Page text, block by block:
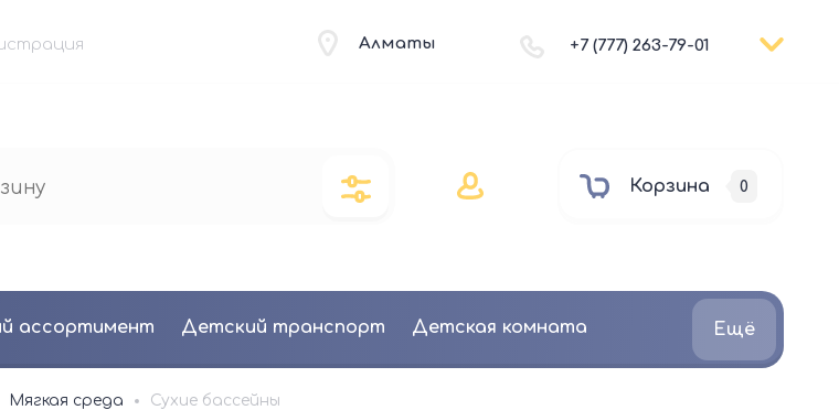
Алматы +7 (777) 263-79-01
Корзина 0
ассортимент Детский транспорт Детская комната Ещё
Мягкая среда Сухие бассейны